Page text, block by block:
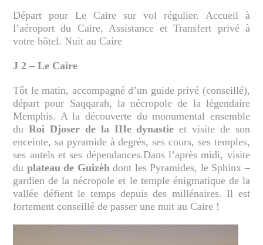
Départ pour Le Caire sur vol régulier. Accueil à
l’aéroport du Caire, Assistance et Transfert privé à
votre hôtel. Nuit au Caire
J 2 – Le Caire
Tôt le matin, accompagné d’un guide privé (conseillé),
départ pour Saqqarah, la nécropole de la légendaire
Memphis. A la découverte du monumental ensemble
duRoi Djoser de la IIIe dynastie et visite de son
enceinte, sa pyramide à degrés, ses cours, ses temples,
ses autels et ses dépendances.Dans l’après midi, visite
du plateau de Guizèhdont les Pyramides, le Sphinx –
gardien de la nécropole et le temple énigmatique de la
vallée défient le temps depuis des millénaires. Il est
fortement conseillé de passer une nuit au Caire !